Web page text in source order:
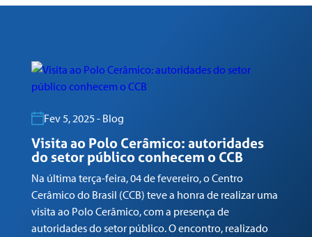
Fev 5, 2025 - Blog
Visita ao Polo Cerâmico: autoridades
do setor público conhecem o CCB
Na última terça-feira, 04 de fevereiro, o Centro
Cerâmico do Brasil (CCB) teve a honra de realizar uma
visita ao Polo Cerâmico, com a presença de
autoridades do setor público. O encontro, realizado